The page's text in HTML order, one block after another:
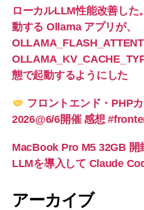
ローカルLLM性能改善した
動する Ollama アプリが、
態で起動するようにした
フロントエンド・PHP
2026@6/6開催 感想
MacBook Pro M5 32GB 開
LLMを導入して Claude
アーカイブ